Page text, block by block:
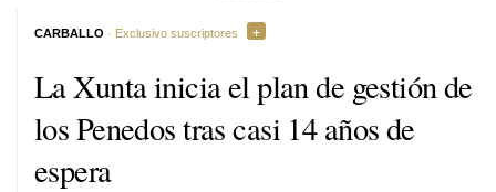
La Xunta inicia el plan de gestión de
los Penedos tras casi 14 años de
espera
CARBALLO · Exclusivo suscriptores